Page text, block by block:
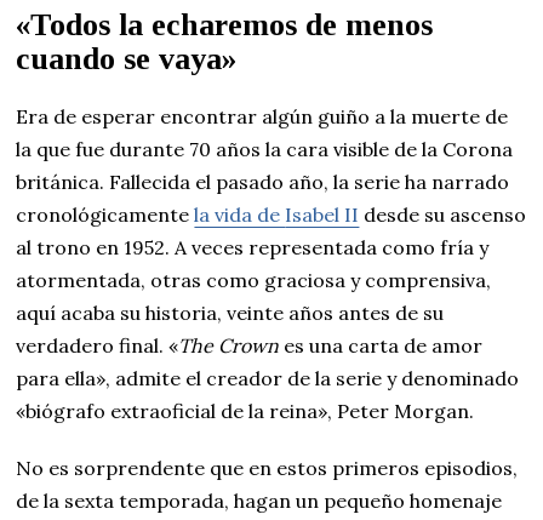
«Todos la echaremos de menos
cuando se vaya»
Era de esperar encontrar algún guiño a la muerte de
la que fue durante 70 años la cara visible de la Corona
británica. Fallecida el pasado año, la serie ha narrado
cronológicamentela vida de Isabel II desde su ascenso
al trono en 1952. A veces representada como fría y
atormentada, otras como graciosa y comprensiva,
aquí acaba su historia, veinte años antes de su
verdadero final. «The Crown es una carta de amor
para ella», admite el creador de la serie y denominado
«biógrafo extraoficial de la reina», Peter Morgan.
No es sorprendente que en estos primeros episodios,
de la sexta temporada, hagan un pequeño homenaje